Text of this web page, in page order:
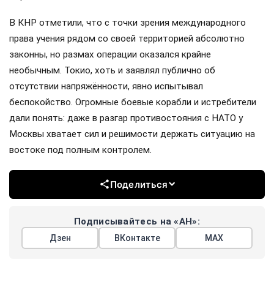
В КНР отметили, что с точки зрения международного
права учения рядом со своей территорией абсолютно
законны, но размах операции оказался крайне
необычным. Токио, хоть и заявлял публично об
отсутствии напряжённости, явно испытывал
беспокойство. Огромные боевые корабли и истребители
дали понять: даже в разгар противостояния с НАТО у
Москвы хватает сил и решимости держать ситуацию на
востоке под полным контролем.
Поделиться
Подписывайтесь на «АН»:
Дзен ВКонтакте МАХ